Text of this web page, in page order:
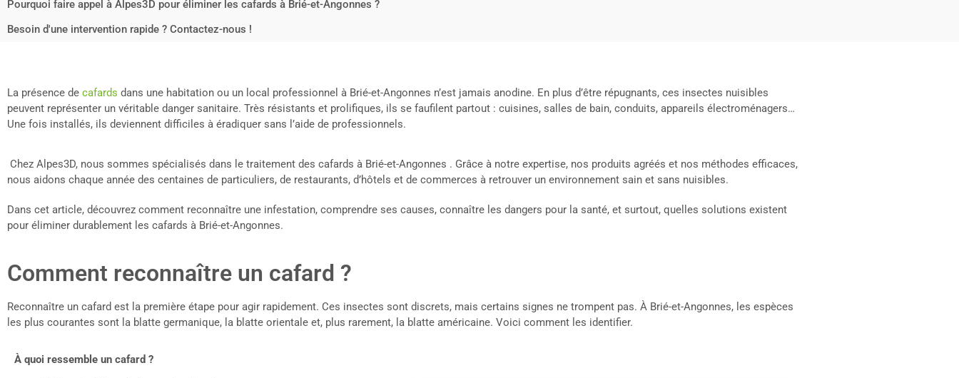
Pourquoi faire appel à Alpes3D pour éliminer les cafards à Brié-et-Angonnes ?
Besoin d'une intervention rapide ? Contactez-nous !
La présence de cafards dans une habitation ou un local professionnel à Brié-et-Angonnes n’est jamais anodine. En plus d’être répugnants, ces insectes nuisibles
peuvent représenter un véritable danger sanitaire. Très résistants et prolifiques, ils se faufilent partout : cuisines, salles de bain, conduits, appareils électroménagers…
Une fois installés, ils deviennent difficiles à éradiquer sans l’aide de professionnels.
Chez Alpes3D, nous sommes spécialisés dans le traitement des cafards à Brié-et-Angonnes . Grâce à notre expertise, nos produits agréés et nos méthodes efficaces,
nous aidons chaque année des centaines de particuliers, de restaurants, d’hôtels et de commerces à retrouver un environnement sain et sans nuisibles.
Dans cet article, découvrez comment reconnaître une infestation, comprendre ses causes, connaître les dangers pour la santé, et surtout, quelles solutions existent
pour éliminer durablement les cafards à Brié-et-Angonnes.
Comment reconnaître un cafard ?
Reconnaître un cafard est la première étape pour agir rapidement. Ces insectes sont discrets, mais certains signes ne trompent pas. À Brié-et-Angonnes, les espèces
les plus courantes sont la blatte germanique, la blatte orientale et, plus rarement, la blatte américaine. Voici comment les identifier.
À quoi ressemble un cafard ?